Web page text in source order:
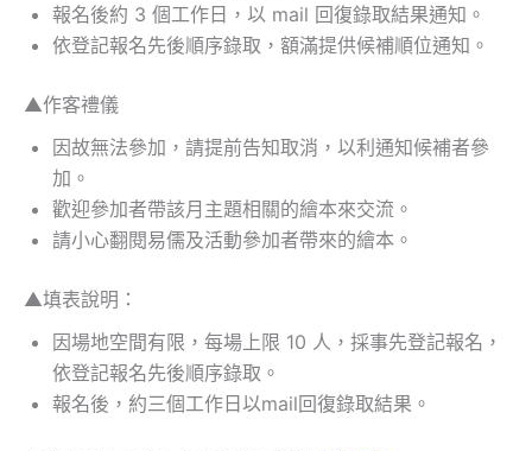
報名後約 3 個工作日，以 mail 回復錄取結果通知。
依登記報名先後順序錄取，額滿提供候補順位通知。
▲作客禮儀
因故無法參加，請提前告知取消，以利通知候補者參
加。
歡迎參加者帶該月主題相關的繪本來交流。
請小心翻閱易儒及活動參加者帶來的繪本。
▲填表說明：
因場地空間有限，每場上限 10 人，採事先登記報名，
依登記報名先後順序錄取。
報名後，約三個工作日以mail回復錄取結果。